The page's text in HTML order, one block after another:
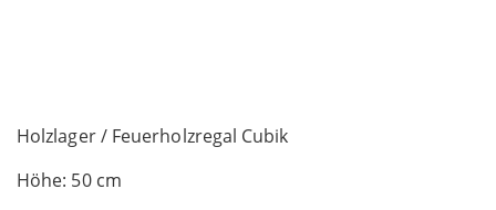
Holzlager / Feuerholzregal Cubik
Höhe: 50 cm
gallery
to
beginning